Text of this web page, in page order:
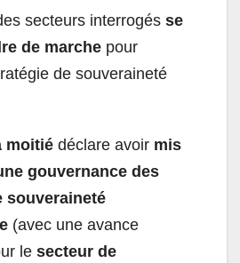
secteurs interrogés se
de marche pour
de souveraineté
moitié déclare avoir mis
gouvernance des
souveraineté
(avec une avance
le secteur de